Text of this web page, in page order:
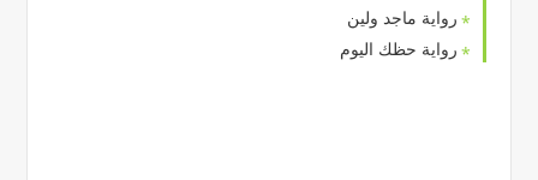
رواية ماجد ولين
رواية حظك اليوم